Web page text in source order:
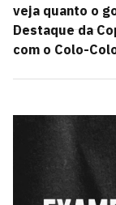
veja quanto o
Destaque da
com o Colo-